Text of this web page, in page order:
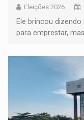
Eleições 2026
Ele brincou
para emprestar,